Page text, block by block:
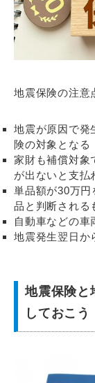
地震保険の注意
地震が原因で発
険の対象となる
家財も補償対象
が出ないと支払
単品額が30万円
品と判断される
自動車などの車
地震発生翌日か
地震保険と
しておこう